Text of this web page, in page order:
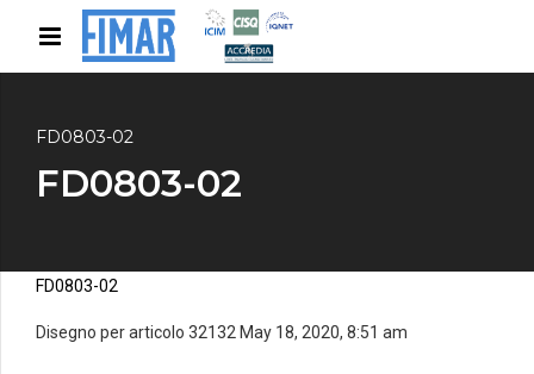
FD0803-02
FD0803-02
FD0803-02
Disegno per articolo 32132 May 18, 2020, 8:51 am